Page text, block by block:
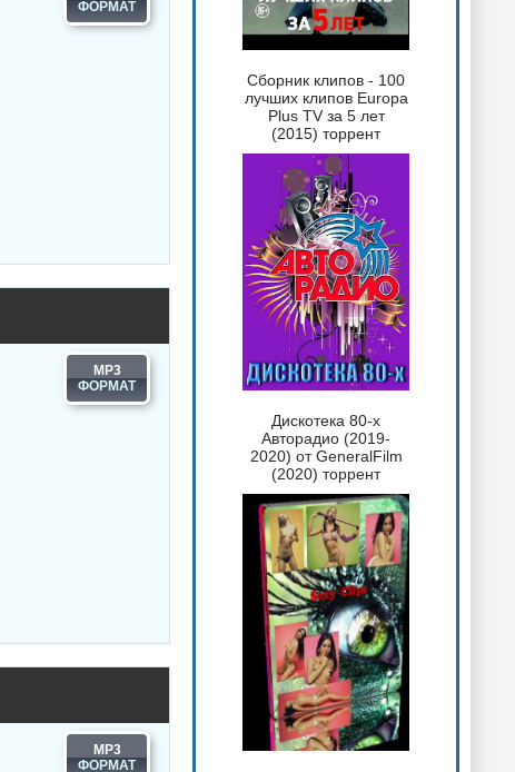
MP3
MP3
Сборник клипов - 100
лучших клипов Europa
Plus TV за 5 лет
(2015) торрент
Дискотека 80-х
Авторадио (2019-
2020) от GeneralFilm
(2020) торрент